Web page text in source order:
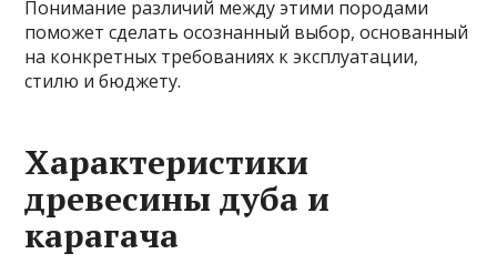
Понимание различий между этими породами
поможет сделать осознанный выбор, основанный
на конкретных требованиях к эксплуатации,
стилю и бюджету.
Характеристики
древесины дуба и
карагача